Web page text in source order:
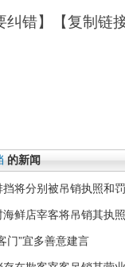
纠错】【复制链
的新闻
将分别被吊销执照和
鲜店宰客将吊销其执照
门”宜多善意建言